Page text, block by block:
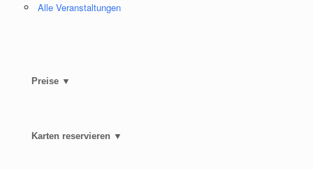
Alle Veranstaltungen
Preise ▼
Karten reservieren ▼